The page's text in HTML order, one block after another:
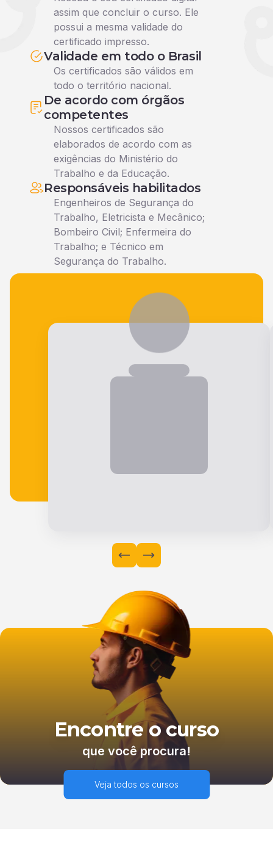
assim que concluir o curso. Ele
possui a mesma validade do
certificado impresso.
Validade em todo o Brasil
Os certificados são válidos em
todo o território nacional.
De acordo com órgãos
competentes
Nossos certificados são
elaborados de acordo com as
exigências do Ministério do
Trabalho e da Educação.
Responsáveis habilitados
Engenheiros de Segurança do
Trabalho, Eletricista e Mecânico;
Bombeiro Civil; Enfermeira do
Trabalho; e Técnico em
Segurança do Trabalho.
Veja o que nossos alunos falam
Encontre o curso
que você procura!
Veja todos os cursos